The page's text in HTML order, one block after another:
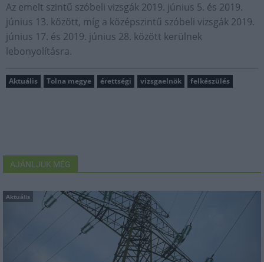
Az emelt szintű szóbeli vizsgák 2019. június 5. és 2019.
június 13. között, míg a középszintű szóbeli vizsgák 2019.
június 17. és 2019. június 28. között kerülnek
lebonyolításra.
Aktuális Tolna megye érettségi vizsgaelnök felkészülés
AJÁNLJUK MÉG
Aktuális